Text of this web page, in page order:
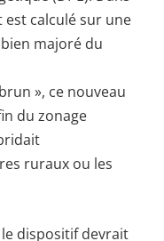
est calculé sur une
majoré du
», ce nouveau
du zonage
ruraux ou les
dispositif devrait